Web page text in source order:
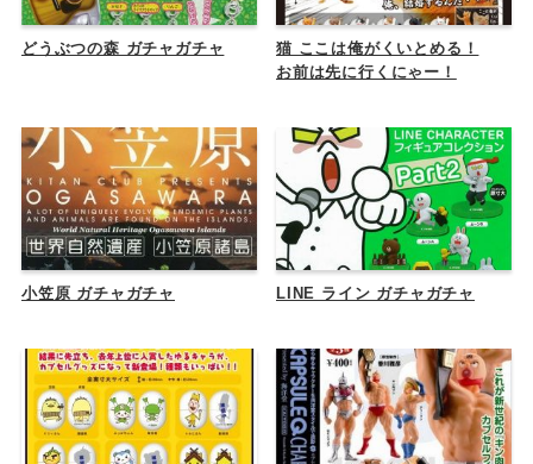
どうぶつの森 ガチャガチャ
猫 ここは俺がくいとめる！
お前は先に行くにゃー！
小笠原 ガチャガチャ LINE ライン ガチャガチャ